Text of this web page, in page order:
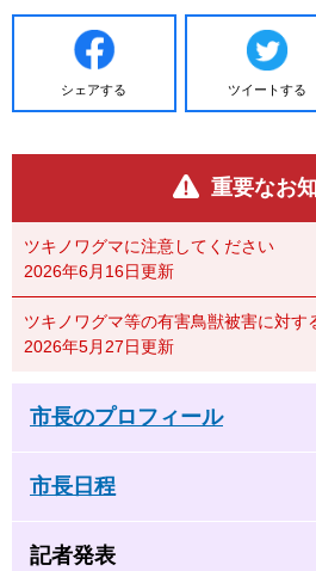
シェアする ツイートする
重要なお
ツキノワグマに注意してください
2026年6月16日更新
ツキノワグマ等の有害鳥獣被害に対す
2026年5月27日更新
市長のプロフィール
市長日程
記者発表